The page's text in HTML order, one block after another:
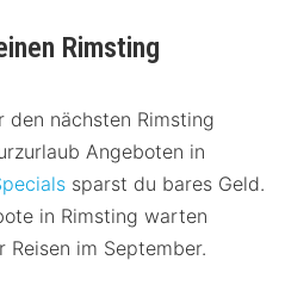
Rimsting
den nächsten Rimsting
Angeboten in
sparst du bares Geld.
in Rimsting warten
im September.